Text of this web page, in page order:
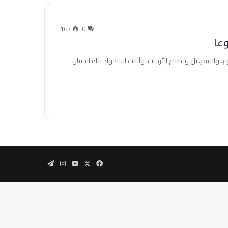
0
167
بل وبصناع الأزمات، وآليات استحواذ تلك الحيتان
فيسبوك ‫YouTubeانستقرام